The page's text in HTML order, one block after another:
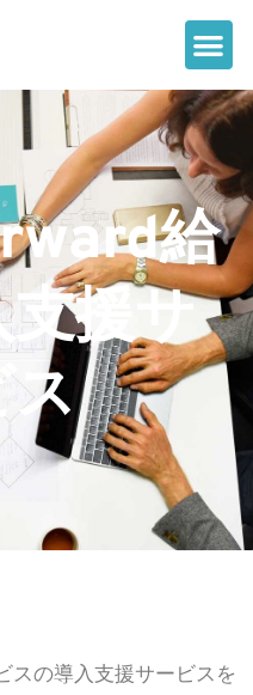
給
援サ
スの導入支援サービスを